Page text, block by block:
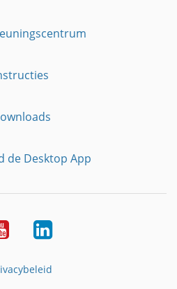
de Desktop App
YouTubeLinkedIn